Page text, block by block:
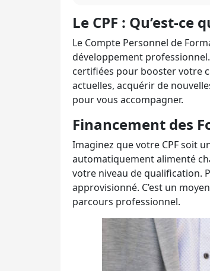
Le CPF : Qu’est-
Le Compte Personnel de
développement
certifiées pour booster votre
actuelles, acquérir de
pour vous accompagner.
Financement des
Imaginez que votre CPF soit
automatiquement alimenté
votre niveau de qualification.
approvisionné. C’est un
parcours professionnel.